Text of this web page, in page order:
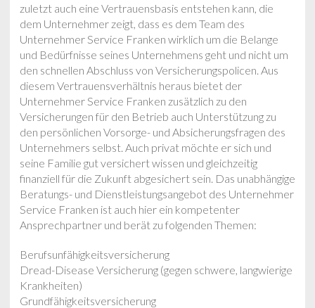
zuletzt auch eine Vertrauensbasis entstehen kann, die
dem Unternehmer zeigt, dass es dem Team des
Unternehmer Service Franken wirklich um die Belange
und Bedürfnisse seines Unternehmens geht und nicht um
den schnellen Abschluss von Versicherungspolicen. Aus
diesem Vertrauensverhältnis heraus bietet der
Unternehmer Service Franken zusätzlich zu den
Versicherungen für den Betrieb auch Unterstützung zu
den persönlichen Vorsorge- und Absicherungsfragen des
Unternehmers selbst. Auch privat möchte er sich und
seine Familie gut versichert wissen und gleichzeitig
finanziell für die Zukunft abgesichert sein. Das unabhängige
Beratungs- und Dienstleistungsangebot des Unternehmer
Service Franken ist auch hier ein kompetenter
Ansprechpartner und berät zu folgenden Themen:
Berufsunfähigkeitsversicherung
Dread-Disease Versicherung (gegen schwere, langwierige
Krankheiten)
Grundfähigkeitsversicherung